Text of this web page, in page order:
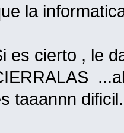
la
es cierto , le
taaannn dificil.